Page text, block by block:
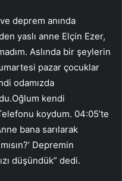
deprem anında
yaslı anne Elçin Ezer,
Aslında bir şeylerin
pazar çocuklar
odamızda
kendi
koydum. 04:05’te
bana sarılarak
Depremin
düşündük” dedi.